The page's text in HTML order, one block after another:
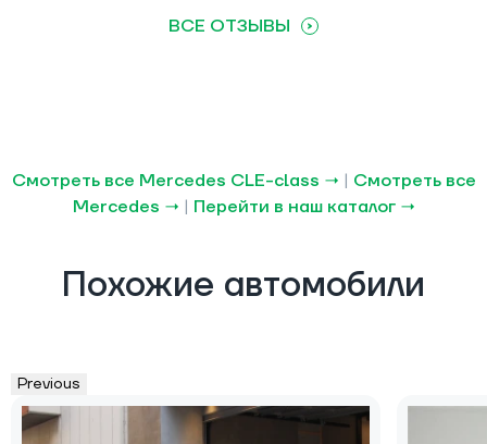
ВСЕ ОТЗЫВЫ
Смотреть все Mercedes CLE-class → | Смотреть все
Mercedes → | Перейти в наш каталог →
Похожие автомобили
Previous